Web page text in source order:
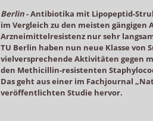
Berlin-Antibiotika mit Lipopeptid-
im Vergleich zu den meisten gängigen
Arzneimittelresistenz nur sehr
TU Berlin haben nun neue Klasse von
vielversprechende Aktivitäten gegen
den Methicillin-resistenten
Das geht aus einer im Fachjournal
veröffentlichten Studie hervor.